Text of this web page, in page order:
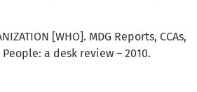
[WHO]. MDG Reports, CCAs,
People: a desk review – 2010.